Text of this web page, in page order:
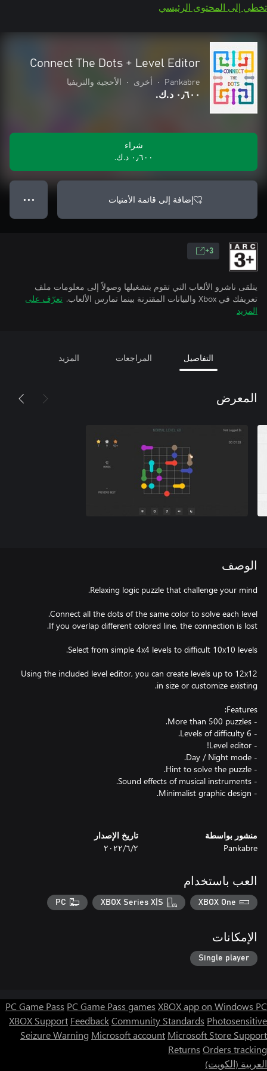
تخطي إلى المحتوى الرئيسي
Connect The Dots + Level Editor
Pankabre
• أخرى • الأحجية والتريفيا
٠٫٦٠٠ د.ك.‏
شراء
٠٫٦٠٠ د.ك.‏
إضافة إلى قائمة الأمنيات ● ● ●
3+
يتلقى ناشرو الألعاب التي تقوم بتشغيلها وصولاً إلى معلومات ملف
تعريفك في Xbox والبيانات المقترنة بينما تمارس الألعاب.
تعرّف على
المزيد
التفاصيل المراجعات المزيد
المعرض
الوصف
Using the included level editor, you can create levels up to 12x12
منشور بواسطة
Pankabre
تاريخ الإصدار
٢‏/٦‏/٢٠٢٢
العب باستخدام
XBOX One
XBOX Series X|S
PC
الإمكانات
Single player
PC Game Pass PC Game Pass games XBOX app on Windows PC
XBOX Support FeedbackCommunity Standards Photosensitive
Seizure Warning Microsoft account Microsoft Store Support
Returns Orders tracking
العربية (الكويت)